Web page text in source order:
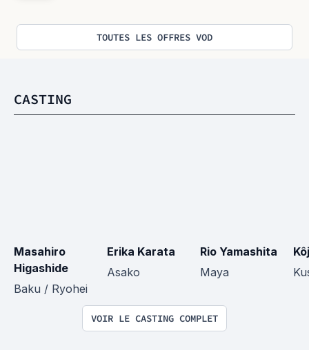
TOUTES LES OFFRES VOD
CASTING
Masahiro
Higashide
Baku / Ryohei
Erika Karata
Asako
Rio Yamashita
Maya
VOIR LE CASTING COMPLET